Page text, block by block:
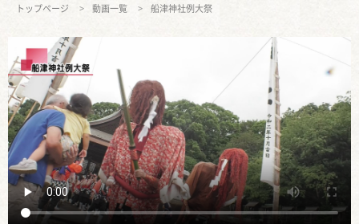
トップページ 動画一覧 船津神社例大祭